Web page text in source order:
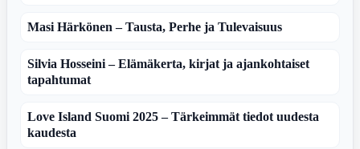
Masi Härkönen – Tausta, Perhe ja Tulevaisuus
Silvia Hosseini – Elämäkerta, kirjat ja ajankohtaiset
tapahtumat
Love Island Suomi 2025 – Tärkeimmät tiedot uudesta
kaudesta